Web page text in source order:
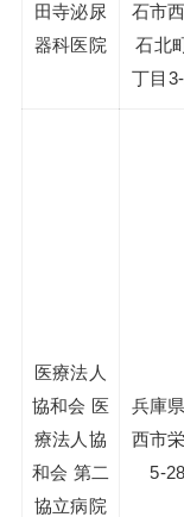
田寺泌尿
器科医院
石市
石北
丁目
医療法人
協和会 医
療法人協
和会 第二
協立病院
兵庫県
西市
5-28